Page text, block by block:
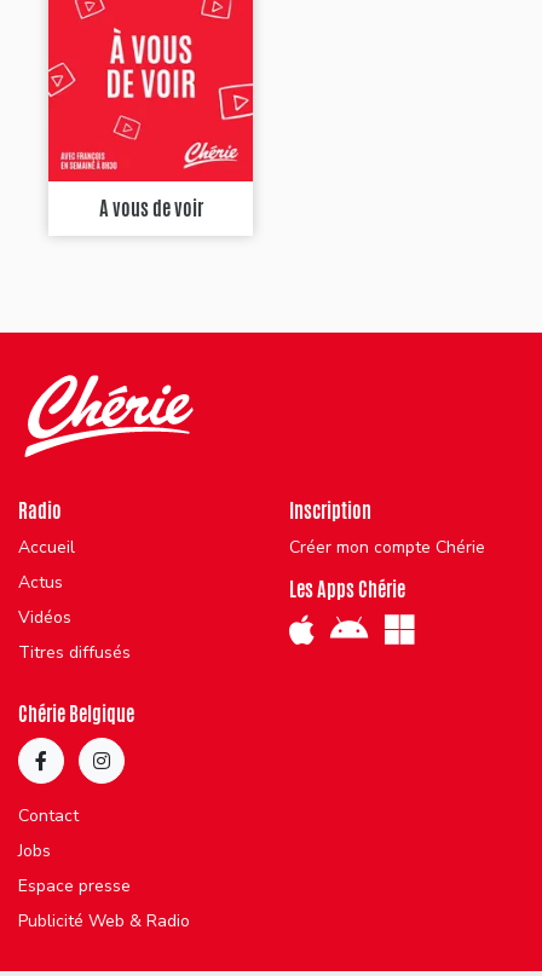
A vous de voir
Radio
Accueil
Actus
Vidéos
Titres diffusés
Inscription
Créer mon compte Chérie
Les Apps Chérie
Chérie Belgique
Contact
Jobs
Espace presse
Publicité Web & Radio